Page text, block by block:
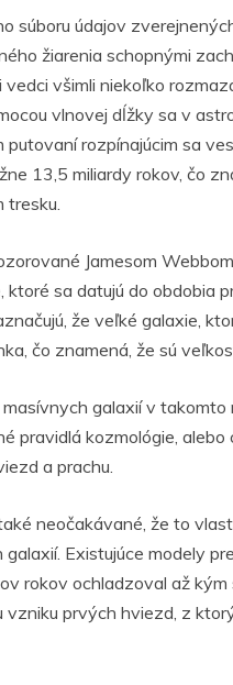
súboru údajov
žiarenia schopnými
vedci všimli niekoľko
vlnovej dĺžky sa v
rozpínajúcim sa
13,5 miliardy rokov, čo
Jamesom
sa datujú do obdobia
že veľké galaxie,
čo znamená, že sú
galaxií v takomto
pravidlá kozmológie,
a prachu.
neočakávané, že to
Existujúce modely
rokov ochladzoval až
vzniku prvých hviezd, z